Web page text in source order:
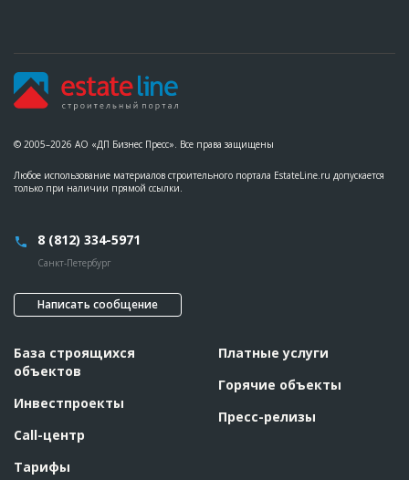
© 2005–2026 АО «ДП Бизнес Пресс». Все права защищены
Любое использование материалов строительного портала EstateLine.ru допускается
только при наличии прямой ссылки.
8 (812) 334-5971
Санкт-Петербург
Написать сообщение
База строящихся
объектов
Инвестпроекты
Call-центр
Тарифы
Платные услуги
Горячие объекты
Пресс-релизы